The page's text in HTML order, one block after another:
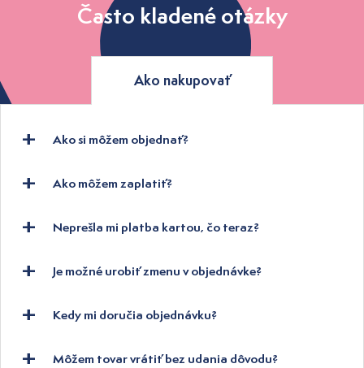
Často kladené otázky
Ako nakupovať
Ako si môžem objednať?
Ako môžem zaplatiť?
Neprešla mi platba kartou, čo teraz?
Je možné urobiť zmenu v objednávke?
Kedy mi doručia objednávku?
Môžem tovar vrátiť bez udania dôvodu?